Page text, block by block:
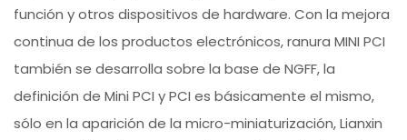
función y otros dispositivos de hardware. Con la mejora
continua de los productos electrónicos, ranura MINI PCI
también se desarrolla sobre la base de NGFF, la
definición de Mini PCI y PCI es básicamente el mismo,
sólo en la aparición de la micro-miniaturización, Lianxin